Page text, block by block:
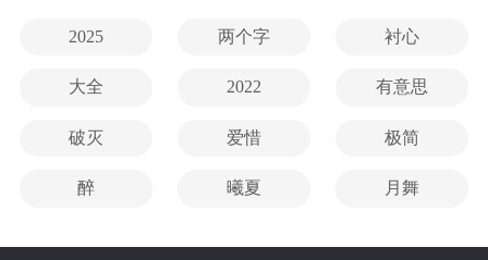
2025 两个字 衬心
大全 2022 有意思
破灭 爱惜 极简
醉 曦夏 月舞